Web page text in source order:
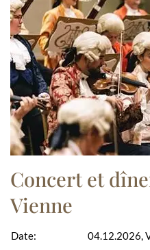
Concert et
Vienne
Date:
04.12.2026,